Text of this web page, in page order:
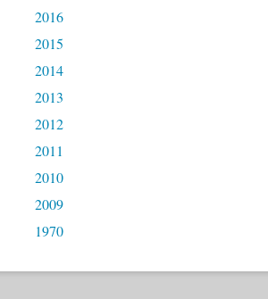
2016
2015
2014
2013
2012
2011
2010
2009
1970